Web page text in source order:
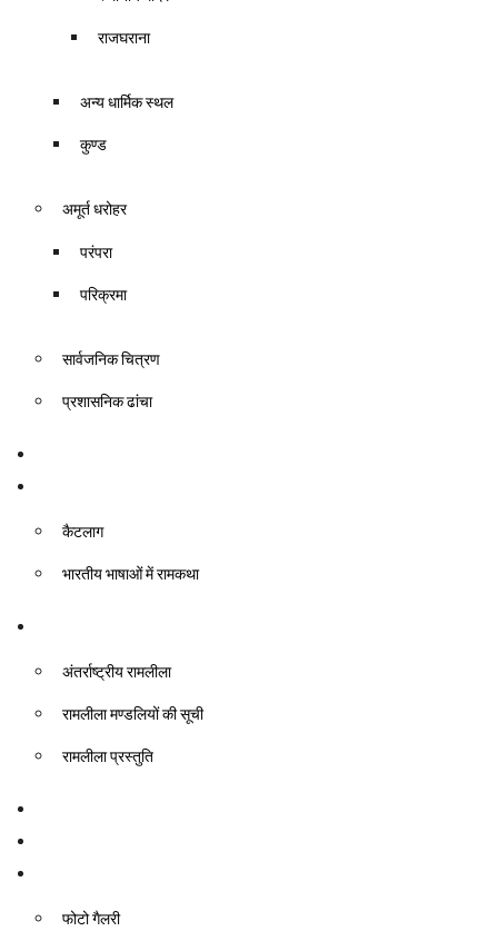
राजघराना
अन्य धार्मिक स्थल
कुण्ड
अमूर्त धरोहर
परंपरा
परिक्रमा
सार्वजनिक चित्रण
प्रशासनिक ढांचा
कैटलाग
भारतीय भाषाओं में रामकथा
अंतर्राष्ट्रीय रामलीला
रामलीला मण्डलियों की सूची
रामलीला प्रस्तुति
फोटो गैलरी